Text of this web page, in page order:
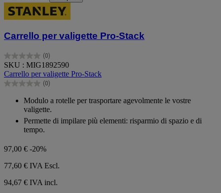
Carrello per valigette Pro-Stack
(0)
0.0
su
5
stelle.
SKU : MIG1892590
Carrello per valigette Pro-Stack
(0)
0.0
Modulo a rotelle per trasportare agevolmente le vostre
valigette.
Permette di impilare più elementi: risparmio di spazio e di
tempo.
97,00 € -20%
77,60 € IVA Escl.
94,67 € IVA incl.